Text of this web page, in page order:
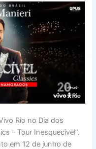
Rio no Dia dos
– Tour Inesquecível”.
em 12 de junho de